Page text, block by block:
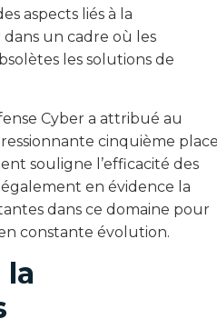
aspects liés à la
un cadre où les
les solutions de
Cyber a attribué au
cinquième
souligne l’efficacité des
en évidence la
dans ce domaine pour
constante évolution.